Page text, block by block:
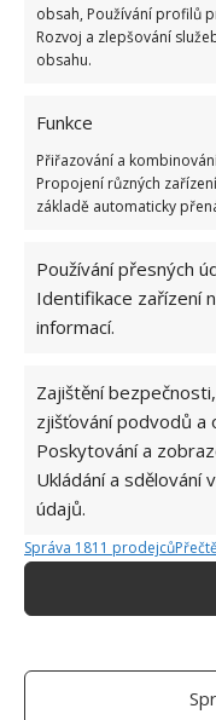
obsah, Používání profilů
Rozvoj a zlepšování
obsahu.
Funkce
Přiřazování a
Propojení různých
základě automaticky
Používání přesných
Identifikace zařízení
informací.
Zajištění
zjišťování podvodů a
Poskytování a
Ukládání a sdělování
údajů.
Správa 1811 prodejců
Osvětlení a
Není světlo – není
energii. Ujistěte
světla. Obklopte se
podporují činnost.
Obrázek: